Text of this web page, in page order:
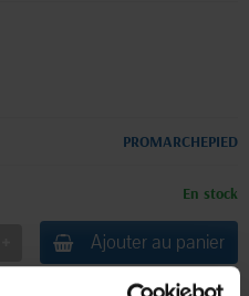
PROMARCHEPIED
En stock
Ajouter au panier